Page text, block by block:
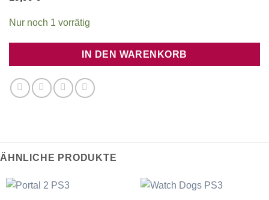
Nur noch 1 vorrätig
IN DEN WARENKORB
ÄHNLICHE PRODUKTE